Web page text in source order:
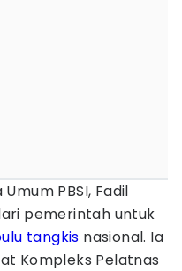
Umum PBSI, Fadil
pemerintah untuk
tangkis nasional. Ia
Kompleks Pelatnas